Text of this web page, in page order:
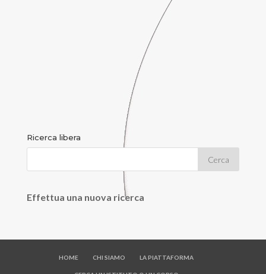
Ricerca libera
Effettua una nuova ricerca
HOME CHI SIAMO LA PIATTAFORMA